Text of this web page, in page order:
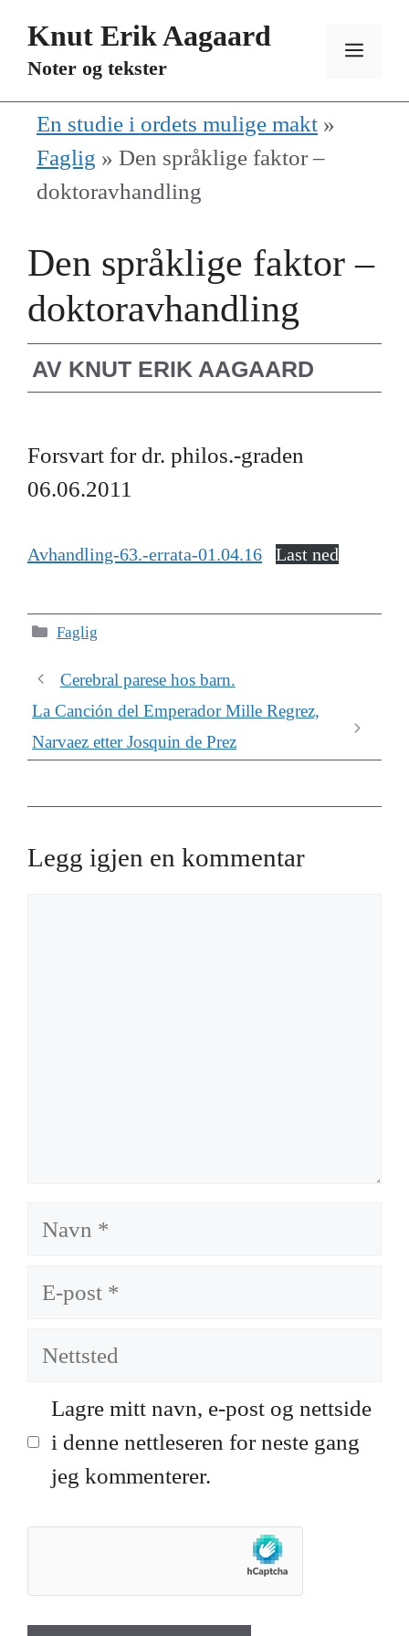
Knut Erik Aagaard
Noter og tekster
En studie i ordets mulige makt »
Faglig » Den språklige faktor –
doktoravhandling
Den språklige faktor –
doktoravhandling
AV KNUT ERIK AAGAARD
Forsvart for dr. philos.-graden
06.06.2011
Avhandling-63.-errata-01.04.16 Last ned
Kategorier
Faglig
Cerebral parese hos barn.
La Canción del Emperador Mille Regrez,
Narvaez etter Josquin de Prez
Legg igjen en kommentar
Navn
E-
Nettsted
Lagre mitt navn, e-post og nettside
i denne nettleseren for neste gang
jeg kommenterer.